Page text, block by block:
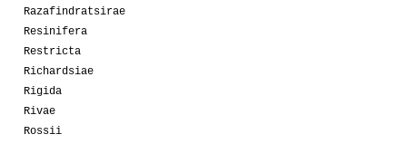
Razafindratsirae
Resinifera
Restricta
Richardsiae
Rigida
Rivae
Rossii